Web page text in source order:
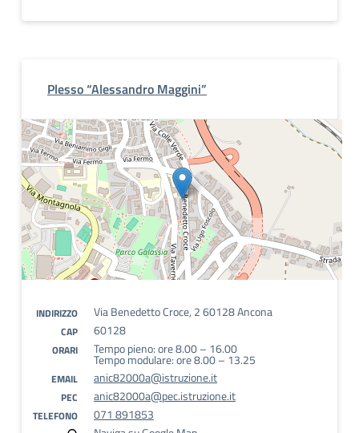
Plesso “Alessandro Maggini”
INDIRIZZO Via Benedetto Croce, 2 60128 Ancona
CAP 60128
ORARI Tempo pieno: ore 8.00 – 16.00
Tempo modulare: ore 8.00 – 13.25
EMAIL anic82000a@istruzione.it
PEC anic82000a@pec.istruzione.it
TELEFONO
071 891853